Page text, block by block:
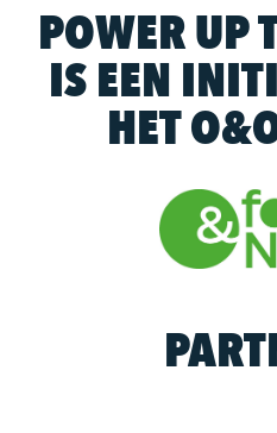
POWER UP
IS EEN
HET